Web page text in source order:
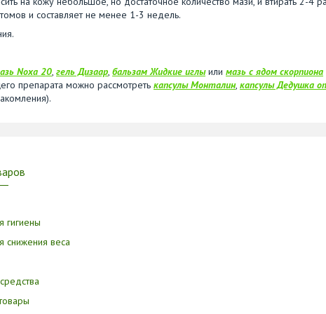
и составляет не менее 1-3 недель.
Noxa 20, гель Дизаар, бальзам Жидкие иглыили мазь с ядом скорпиона
препарата можно рассмотреть капсулы Монталин, капсулы Дедушка
гигиены
снижения веса